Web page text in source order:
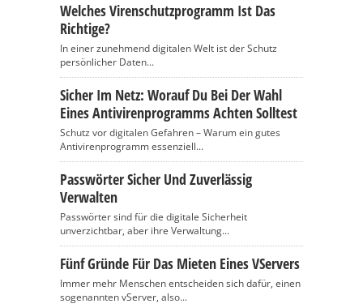
Welches Virenschutzprogramm Ist Das
Richtige?
In einer zunehmend digitalen Welt ist der Schutz
persönlicher Daten...
Sicher Im Netz: Worauf Du Bei Der Wahl
Eines Antivirenprogramms Achten Solltest
Schutz vor digitalen Gefahren – Warum ein gutes
Antivirenprogramm essenziell...
Passwörter Sicher Und Zuverlässig
Verwalten
Passwörter sind für die digitale Sicherheit
unverzichtbar, aber ihre Verwaltung...
Fünf Gründe Für Das Mieten Eines VServers
Immer mehr Menschen entscheiden sich dafür, einen
sogenannten vServer, also...